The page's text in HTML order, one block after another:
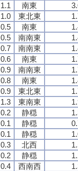
1.1 南東
1.0 東北東
0.5 南東
0.5 南南東
0.7 南南東
0.6 南東
0.9 南南東
0.8 南東
0.9 東北東
1.3 東南東
0.2 静穏
0.1 静穏
0.1 静穏
0.3 北西
0.2 静穏
0.4 西南西